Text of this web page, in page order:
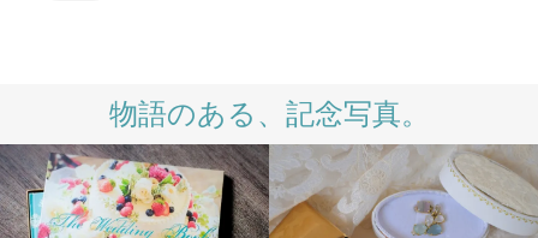
物語のある、記念写真。